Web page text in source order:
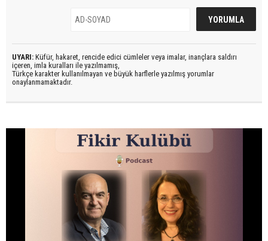
UYARI: Küfür, hakaret, rencide edici cümleler veya imalar, inançlara saldırı
içeren, imla kuralları ile yazılmamış,
Türkçe karakter kullanılmayan ve büyük harflerle yazılmış yorumlar
onaylanmamaktadır.